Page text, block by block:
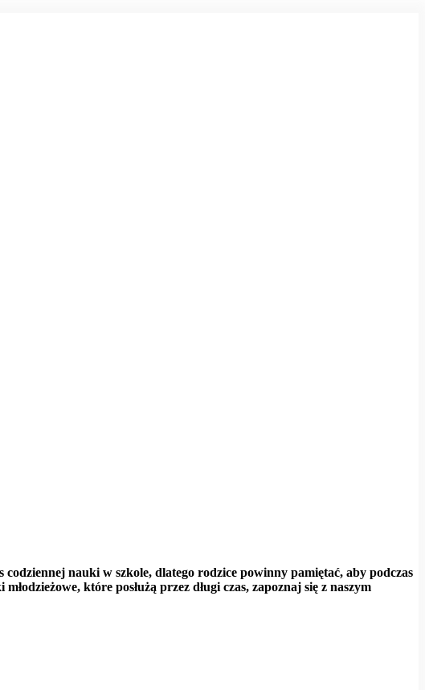
nauki w szkole, dlatego rodzice powinny pamiętać, aby podczas
które posłużą przez długi czas, zapoznaj się z naszym